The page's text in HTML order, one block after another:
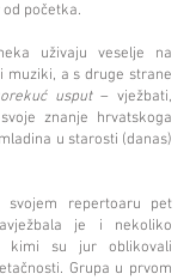
početka.
uživaju veselje na
muziki, a s druge strane
usput – vježbati,
znanje hrvatskoga
u starosti (danas)
repertoaru pet
je i nekoliko
kimi su jur oblikovali
Grupa u prvom